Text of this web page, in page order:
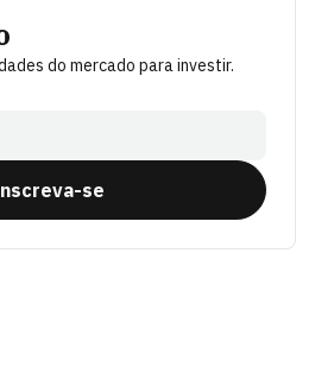
do mercado para investir.
se